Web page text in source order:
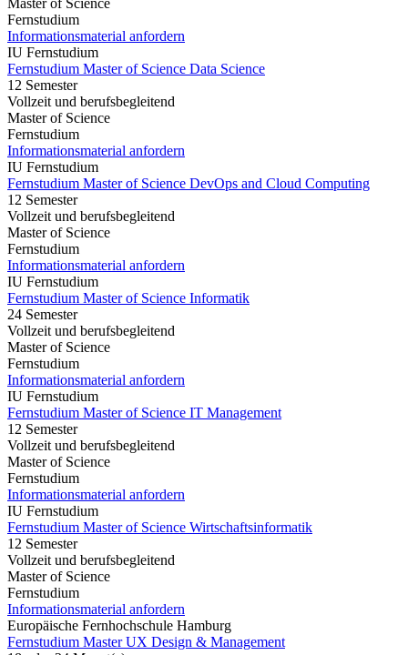
Master of Science
Fernstudium
Informationsmaterial anfordern
IU Fernstudium
Fernstudium Master of Science Data Science
12 Semester
Vollzeit und berufsbegleitend
Master of Science
Fernstudium
Informationsmaterial anfordern
IU Fernstudium
Fernstudium Master of Science DevOps and Cloud Computing
12 Semester
Vollzeit und berufsbegleitend
Master of Science
Fernstudium
Informationsmaterial anfordern
IU Fernstudium
Fernstudium Master of Science Informatik
24 Semester
Vollzeit und berufsbegleitend
Master of Science
Fernstudium
Informationsmaterial anfordern
IU Fernstudium
Fernstudium Master of Science IT Management
12 Semester
Vollzeit und berufsbegleitend
Master of Science
Fernstudium
Informationsmaterial anfordern
IU Fernstudium
Fernstudium Master of Science Wirtschaftsinformatik
12 Semester
Vollzeit und berufsbegleitend
Master of Science
Fernstudium
Informationsmaterial anfordern
Europäische Fernhochschule Hamburg
Fernstudium Master UX Design & Management